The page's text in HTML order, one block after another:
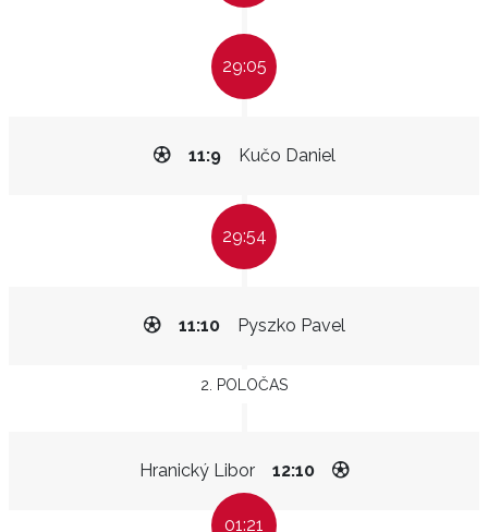
29:05
Kučo Daniel
11:9
29:54
Pyszko Pavel
11:10
2. POLOČAS
Hranický Libor 12:10
01:21